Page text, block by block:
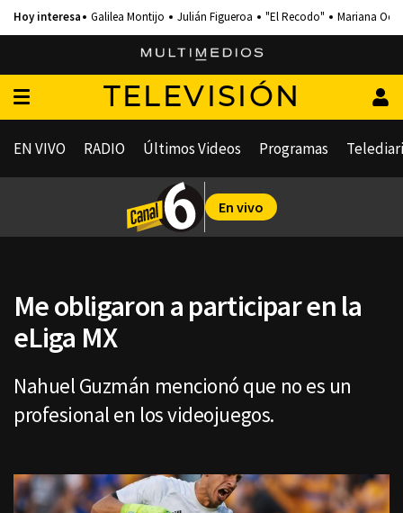
Galilea Montijo Julián Figueroa "El Recodo" Mariana
TELEVISIÓN
EN VIVO RADIO Últimos Videos Programas
En vivo
Me obligaron a participar en la
eLiga MX
Nahuel Guzmán mencionó que no es un
profesional en los videojuegos.